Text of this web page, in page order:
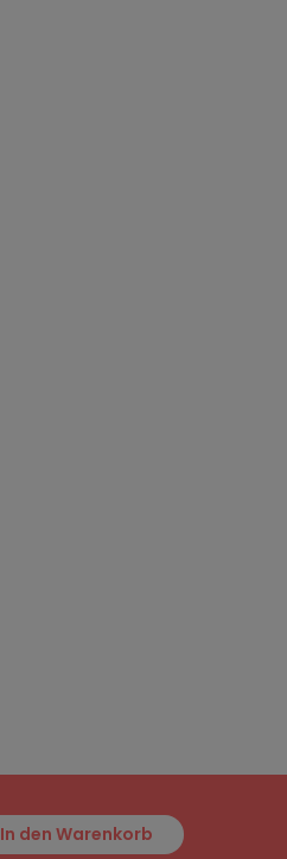
In den Warenkorb